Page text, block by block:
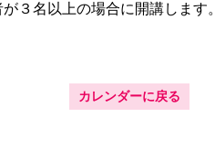
３名以上の場合に開講します。
カレンダーに戻る